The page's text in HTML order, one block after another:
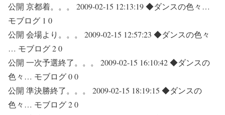
公開 京都着。。。 2009-02-15 12:13:19 ◆ダンスの色々…
モブログ 1 0
公開 会場より。。。 2009-02-15 12:57:23 ◆ダンスの色々
… モブログ 2 0
公開 一次予選終了。。。 2009-02-15 16:10:42 ◆ダンスの
色々… モブログ 0 0
公開 準決勝終了。。。 2009-02-15 18:19:15 ◆ダンスの
色々… モブログ 2 0